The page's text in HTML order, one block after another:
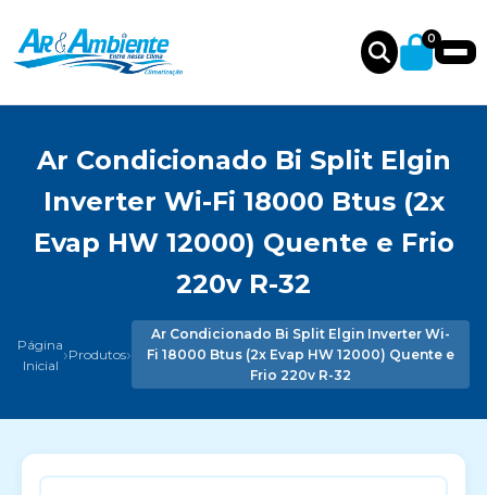
0
Ar Condicionado Bi Split Elgin
Inverter Wi-Fi 18000 Btus (2x
Evap HW 12000) Quente e Frio
220v R-32
Página
Inicial ›Produtos›
Ar Condicionado Bi Split Elgin Inverter Wi-
Fi 18000 Btus (2x Evap HW 12000) Quente e
Frio 220v R-32